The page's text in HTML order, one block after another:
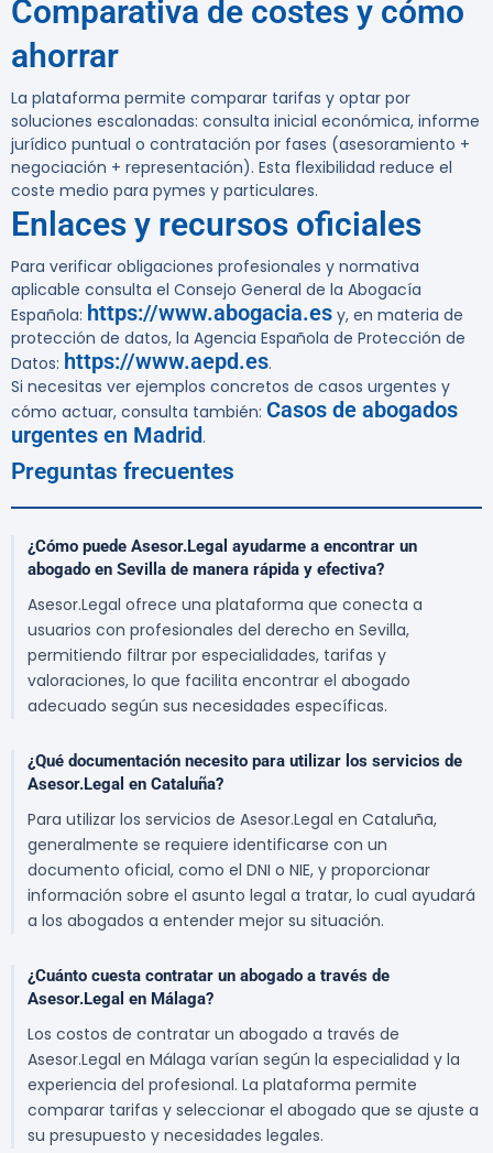
Comparativa de costes y cómo
ahorrar
La plataforma permite comparar tarifas y optar por
soluciones escalonadas: consulta inicial económica, informe
jurídico puntual o contratación por fases (asesoramiento +
negociación + representación). Esta flexibilidad reduce el
coste medio para pymes y particulares.
Enlaces y recursos oficiales
Para verificar obligaciones profesionales y normativa
aplicable consulta el Consejo General de la Abogacía
Española: https://www.abogacia.es y, en materia de
protección de datos, la Agencia Española de Protección de
Datos: https://www.aepd.es.
Si necesitas ver ejemplos concretos de casos urgentes y
cómo actuar, consulta también: Casos de abogados
urgentes en Madrid.
Preguntas frecuentes
¿Cómo puede Asesor.Legal ayudarme a encontrar un
abogado en Sevilla de manera rápida y efectiva?
Asesor.Legal ofrece una plataforma que conecta a
usuarios con profesionales del derecho en Sevilla,
permitiendo filtrar por especialidades, tarifas y
valoraciones, lo que facilita encontrar el abogado
adecuado según sus necesidades específicas.
¿Qué documentación necesito para utilizar los servicios de
Asesor.Legal en Cataluña?
Para utilizar los servicios de Asesor.Legal en Cataluña,
generalmente se requiere identificarse con un
documento oficial, como el DNI o NIE, y proporcionar
información sobre el asunto legal a tratar, lo cual ayudará
a los abogados a entender mejor su situación.
¿Cuánto cuesta contratar un abogado a través de
Asesor.Legal en Málaga?
Los costos de contratar un abogado a través de
Asesor.Legal en Málaga varían según la especialidad y la
experiencia del profesional. La plataforma permite
comparar tarifas y seleccionar el abogado que se ajuste a
su presupuesto y necesidades legales.